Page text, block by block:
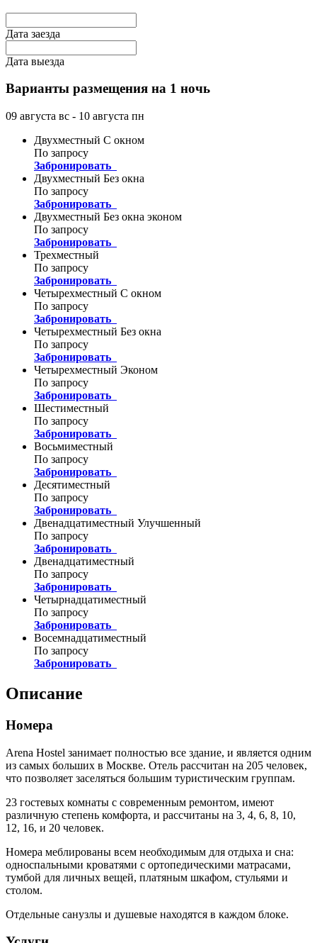
Дата заезда
Дата выезда
Варианты размещения на 1 ночь
09 августа вс - 10 августа пн
Двухместный С окном
По запросу
Забронировать
Двухместный Без окна
По запросу
Забронировать
Двухместный Без окна эконом
По запросу
Забронировать
Трехместный
По запросу
Забронировать
Четырехместный С окном
По запросу
Забронировать
Четырехместный Без окна
По запросу
Забронировать
Четырехместный Эконом
По запросу
Забронировать
Шестиместный
По запросу
Забронировать
Восьмиместный
По запросу
Забронировать
Десятиместный
По запросу
Забронировать
Двенадцатиместный Улучшенный
По запросу
Забронировать
Двенадцатиместный
По запросу
Забронировать
Четырнадцатиместный
По запросу
Забронировать
Восемнадцатиместный
По запросу
Забронировать
Описание
Номера
Arena Hostel занимает полностью все здание, и является одним
из самых больших в Москве. Отель рассчитан на 205 человек,
что позволяет заселяться большим туристическим группам.
23 гостевых комнаты с современным ремонтом, имеют
различную степень комфорта, и рассчитаны на 3, 4, 6, 8, 10,
12, 16, и 20 человек.
Номера меблированы всем необходимым для отдыха и сна:
односпальными кроватями с ортопедическими матрасами,
тумбой для личных вещей, платяным шкафом, стульями и
столом.
Отдельные санузлы и душевые находятся в каждом блоке.